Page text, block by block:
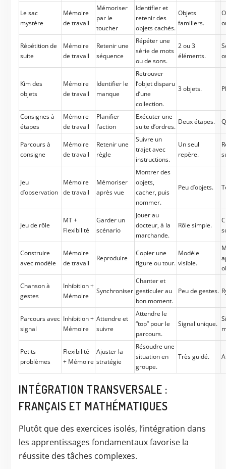
Le sac
mystère
Mémoire
de travail
Mémoriser
par le
toucher
Identifier et
retenir des
objets cachés.
Objets
familiers.
Répétition de
suite
Mémoire
de travail
Retenir une
séquence
Répéter une
série de mots
ou de sons.
2 ou 3
éléments.
Kim des
objets
Mémoire
de travail
Identifier le
manque
Retrouver
l’objet disparu
d’une
collection.
3 objets.
Consignes à
étapes
Mémoire
de travail
Planifier
l’action
Exécuter une
suite d’ordres.
Deux étapes.
Parcours à
consigne
Mémoire
de travail
Retenir une
règle
Suivre un
trajet avec
instructions.
Un seul
repère.
Jeu
d’observation
Mémoire
de travail
Mémoriser
après vue
Montrer des
objets,
cacher, puis
nommer.
Peu d’objets.
Jeu de rôle
MT +
Flexibilité
Garder un
scénario
Jouer au
docteur, à la
marchande.
Rôle simple.
Construire
avec modèle
Mémoire
de travail
Reproduire
Copier une
figure ou tour.
Modèle
visible.
Chanson à
gestes
Inhibition +
Mémoire
Synchroniser
Chanter et
gesticuler au
bon moment.
Peu de gestes.
Parcours avec
signal
Inhibition +
Mémoire
Attendre et
suivre
Attendre le
“top” pour le
parcours.
Signal unique.
Petits
problèmes
Flexibilité
+ Mémoire
Ajuster la
stratégie
Résoudre une
situation en
groupe.
Très guidé.
INTÉGRATION TRANSVERSALE :
FRANÇAIS ET MATHÉMATIQUES
Plutôt que des exercices isolés, l’intégration dans
les apprentissages fondamentaux favorise la
réussite des tâches complexes.